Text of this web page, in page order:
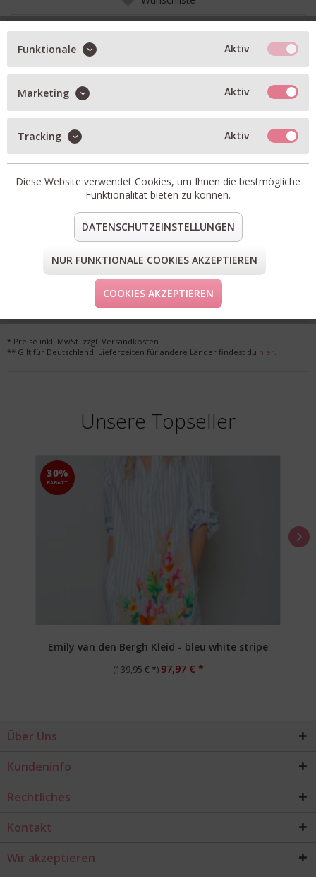
IN DEN WARENKORB
mit Spaghetti-Trägern
seitlicher Reißverschluss
Artikel-Nr.:
S6SN22-A03-0.1
100% Leinen
teilen
pin it mail teilen
LIEFERUNG & KOSTENLOSE RETOURE
* Preise inkl. MwSt. zzgl. Versandkosten
** Gilt für Deutschland. Lieferzeiten für andere Länder findest du hier.
Unsere Topseller
30%
RABATT
Emily van den Bergh Kleid - bleu white stripe
(139,95 € *) 97,97 € *
Über Uns
Kundeninfo
Rechtliches
Kontakt
Wir akzeptieren
Funktionale Aktiv
Marketing Aktiv
Tracking Aktiv
Diese Website verwendet Cookies, um Ihnen die bestmögliche
Funktionalität bieten zu können.
DATENSCHUTZEINSTELLUNGEN
NUR FUNKTIONALE COOKIES AKZEPTIEREN
COOKIES AKZEPTIEREN